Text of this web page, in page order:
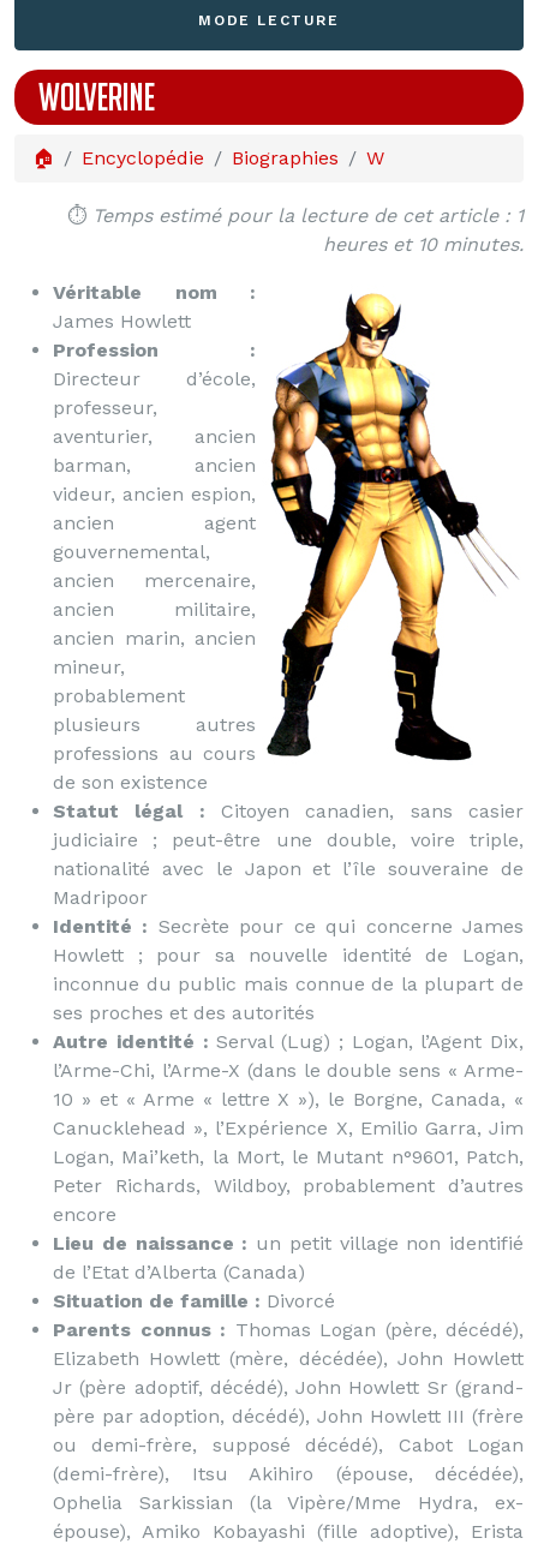
MODE LECTURE
WOLVERINE
🏠 Encyclopédie Biographies W
⏱️ Temps estimé pour la lecture de cet article : 1
heures et 10 minutes.
Véritable nom :
James Howlett
Profession :
Directeur d’école,
professeur,
aventurier, ancien
barman, ancien
videur, ancien espion,
ancien agent
gouvernemental,
ancien mercenaire,
ancien militaire,
ancien marin, ancien
mineur,
probablement
plusieurs autres
professions au cours
de son existence
Statut légal : Citoyen canadien, sans casier
judiciaire ; peut-être une double, voire triple,
nationalité avec le Japon et l’île souveraine de
Madripoor
Identité : Secrète pour ce qui concerne James
Howlett ; pour sa nouvelle identité de Logan,
inconnue du public mais connue de la plupart de
ses proches et des autorités
Autre identité : Serval (Lug) ; Logan, l’Agent Dix,
l’Arme-Chi, l’Arme-X (dans le double sens « Arme-
10 » et « Arme « lettre X »), le Borgne, Canada, «
Canucklehead », l’Expérience X, Emilio Garra, Jim
Logan, Mai’keth, la Mort, le Mutant n°9601, Patch,
Peter Richards, Wildboy, probablement d’autres
encore
Lieu de naissance : un petit village non identifié
de l’Etat d’Alberta (Canada)
Situation de famille : Divorcé
Parents connus : Thomas Logan (père, décédé),
Elizabeth Howlett (mère, décédée), John Howlett
Jr (père adoptif, décédé), John Howlett Sr (grand-
père par adoption, décédé), John Howlett III (frère
ou demi-frère, supposé décédé), Cabot Logan
(demi-frère), Itsu Akihiro (épouse, décédée),
Ophelia Sarkissian (la Vipère/Mme Hydra, ex-
épouse), Amiko Kobayashi (fille adoptive), Erista